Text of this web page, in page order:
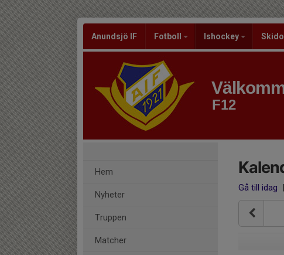
Anundsjö IF Fotboll Ishockey
F12
Hem
Nyheter
Truppen
Matcher
Gå till idag |